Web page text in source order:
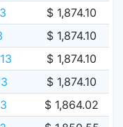
$ 1,874.10
$ 1,874.10
$ 1,874.10
$ 1,874.10
$ 1,864.02